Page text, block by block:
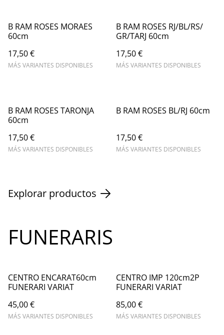
B RAM ROSES MORAES
60cm
17,50 €
MÁS VARIANTES DISPONIBLES
B RAM ROSES RJ/BL/RS/
GR/TARJ 60cm
17,50 €
MÁS VARIANTES DISPONIBLES
B RAM ROSES TARONJA
60cm
17,50 €
MÁS VARIANTES DISPONIBLES
B RAM ROSES BL/RJ 60cm
17,50 €
MÁS VARIANTES DISPONIBLES
Explorar productos
FUNERARIS
CENTRO ENCARAT60cm
FUNERARI VARIAT
45,00 €
MÁS VARIANTES DISPONIBLES
CENTRO IMP 120cm2P
FUNERARI VARIAT
85,00 €
MÁS VARIANTES DISPONIBLES